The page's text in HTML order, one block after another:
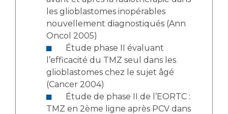
les glioblastomes inopérables
nouvellement diagnostiqués (Ann
Oncol 2005)
l’efficacité du TMZ seul dans les
glioblastomes chez le sujet âgé
(Cancer 2004)
TMZ en 2ème ligne après PCV dans